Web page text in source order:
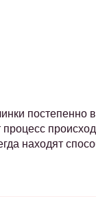
процесс
находят